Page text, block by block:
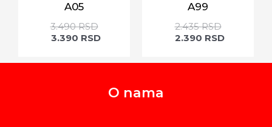
A05
3.490RSD
3.390 RSD
A99
2.435RSD
2.390 RSD
O nama